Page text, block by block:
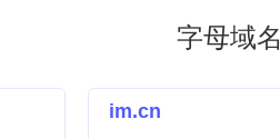
字母域名
im.cn